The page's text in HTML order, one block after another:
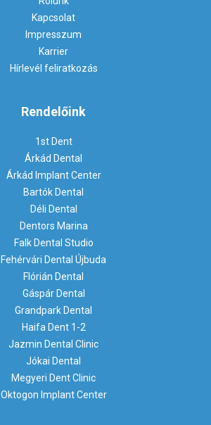
Kapcsolat
Impresszum
Karrier
Hírlevél feliratkozás
Rendelőink
1st Dent
Árkád Dental
Árkád Implant Center
Bartók Dental
Déli Dental
Dentors Marina
Falk Dental Studio
Fehérvári Dental Újbuda
Flórián Dental
Gáspár Dental
Grandpark Dental
Haifa Dent 1-2
Jazmin Dental Clinic
Jókai Dental
Megyeri Dent Clinic
Oktogon Implant Center